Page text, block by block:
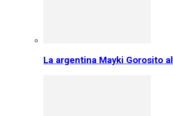
La argentina Mayki Gorosito